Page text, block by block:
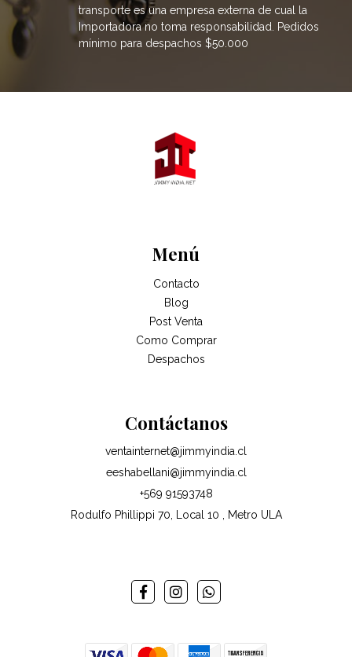
transporte es una empresa externa de cual la
Importadora no toma responsabilidad. Pedidos
mínimo para despachos $50.000
Menú
Contacto
Blog
Post Venta
Como Comprar
Despachos
Contáctanos
ventainternet@jimmyindia.cl
eeshabellani@jimmyindia.cl
+569 91593748
Rodulfo Phillippi 70, Local 10 , Metro ULA